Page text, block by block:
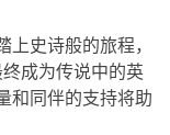
史诗般的旅程，
成为传说中的英
和同伴的支持将助